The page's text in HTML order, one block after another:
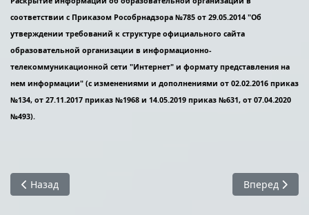
соответствии с Приказом Рособрнадзора №785 от 29.05.2014 "Об
утверждении требований к структуре официального сайта
образовательной организации в информационно-
телекоммуникационной сети "Интернет" и формату представления на
нем информации" (с изменениями и дополнениями от 02.02.2016 приказ
№134, от 27.11.2017 приказ №1968 и 14.05.2019 приказ №631, от 07.04.2020
№493).
Предыдущий: Расписание консультаций
Назад Следующий:
Вперед